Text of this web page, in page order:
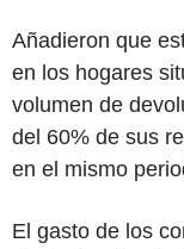
Añadieron que
en los hogares
volumen de
del 60% de sus
en el mismo
El gasto de los